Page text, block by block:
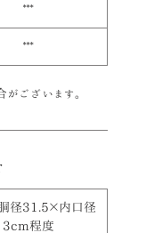
***
***
ございます。
径31.5×内口径
3cm程度